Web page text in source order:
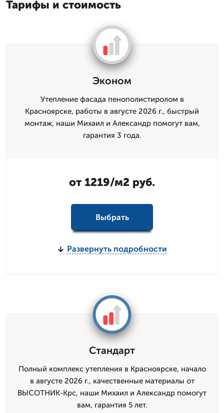
Тарифы и стоимость
Эконом
Утепление фасада пенополистиролом в
Красноярске, работы в августе 2026 г., быстрый
монтаж, наши Михаил и Александр помогут вам,
гарантия 3 года.
от 1219/м2 руб.
Выбрать
Развернуть подробности
Стандарт
Полный комплекс утепления в Красноярске, начало
в августе 2026 г., качественные материалы от
ВЫСОТНИК-Крс, наши Михаил и Александр помогут
вам, гарантия 5 лет.